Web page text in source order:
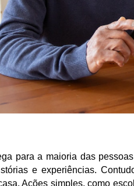
para a maioria das
e experiências.
Ações simples, como